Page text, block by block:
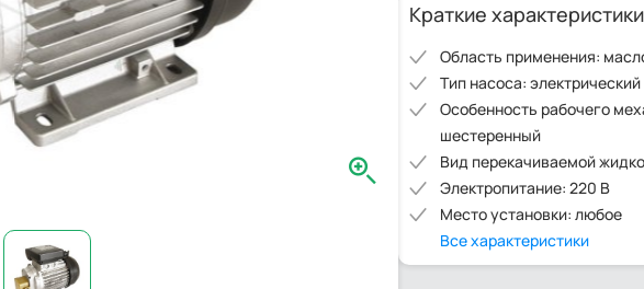
Краткие характеристики
Область применения:
Тип насоса: электрический
Особенность рабочего
шестеренный
Вид перекачиваемой
Электропитание: 220 В
Место установки: любое
Все характеристики